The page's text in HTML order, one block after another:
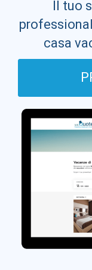
Il tuo
casa